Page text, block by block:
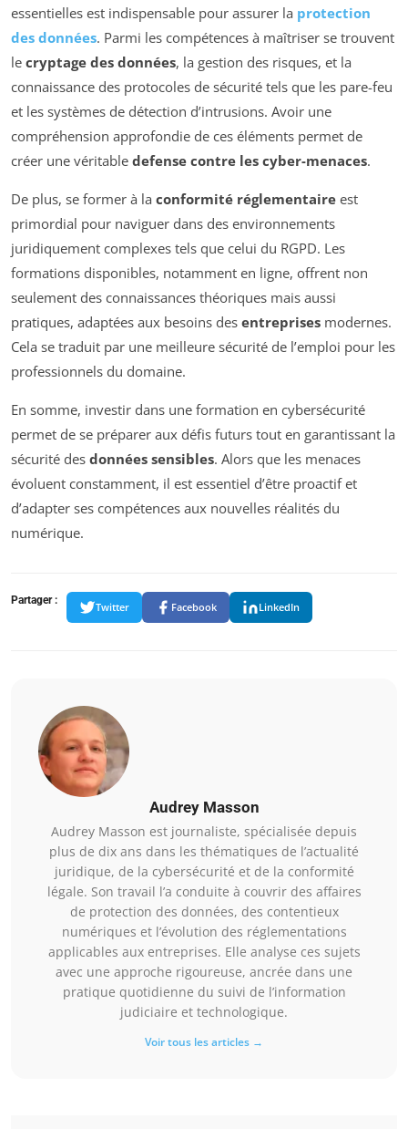
essentielles est indispensable pour assurer la protection
des données. Parmi les compétences à maîtriser se trouvent
le cryptage des données, la gestion des risques, et la
connaissance des protocoles de sécurité tels que les pare-feu
et les systèmes de détection d’intrusions. Avoir une
compréhension approfondie de ces éléments permet de
créer une véritable defense contre les cyber-menaces.
De plus, se former à la conformité réglementaire est
primordial pour naviguer dans des environnements
juridiquement complexes tels que celui du RGPD. Les
formations disponibles, notamment en ligne, offrent non
seulement des connaissances théoriques mais aussi
pratiques, adaptées aux besoins des entreprises modernes.
Cela se traduit par une meilleure sécurité de l’emploi pour les
professionnels du domaine.
En somme, investir dans une formation en cybersécurité
permet de se préparer aux défis futurs tout en garantissant la
sécurité des données sensibles. Alors que les menaces
évoluent constamment, il est essentiel d’être proactif et
d’adapter ses compétences aux nouvelles réalités du
numérique.
Partager :
Twitter Facebook LinkedIn
Audrey Masson
Audrey Masson est journaliste, spécialisée depuis
plus de dix ans dans les thématiques de l’actualité
juridique, de la cybersécurité et de la conformité
légale. Son travail l’a conduite à couvrir des affaires
de protection des données, des contentieux
numériques et l’évolution des réglementations
applicables aux entreprises. Elle analyse ces sujets
avec une approche rigoureuse, ancrée dans une
pratique quotidienne du suivi de l’information
judiciaire et technologique.
Voir tous les articles →